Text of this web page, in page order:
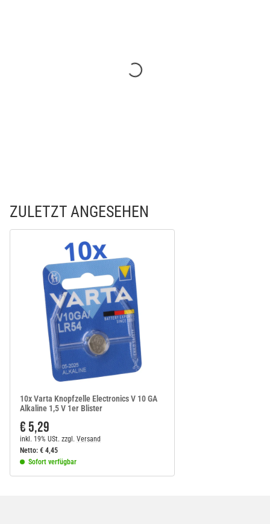
ZULETZT ANGESEHEN
10x Varta Knopfzelle Electronics V 10 GA
Alkaline 1,5 V 1er Blister
€ 5,29
inkl. 19% USt. zzgl. Versand
Netto: € 4,45
Sofort verfügbar